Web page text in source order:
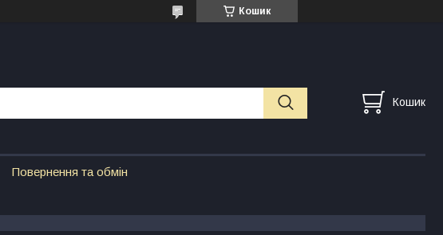
Кошик
Кошик
Повернення та обмін